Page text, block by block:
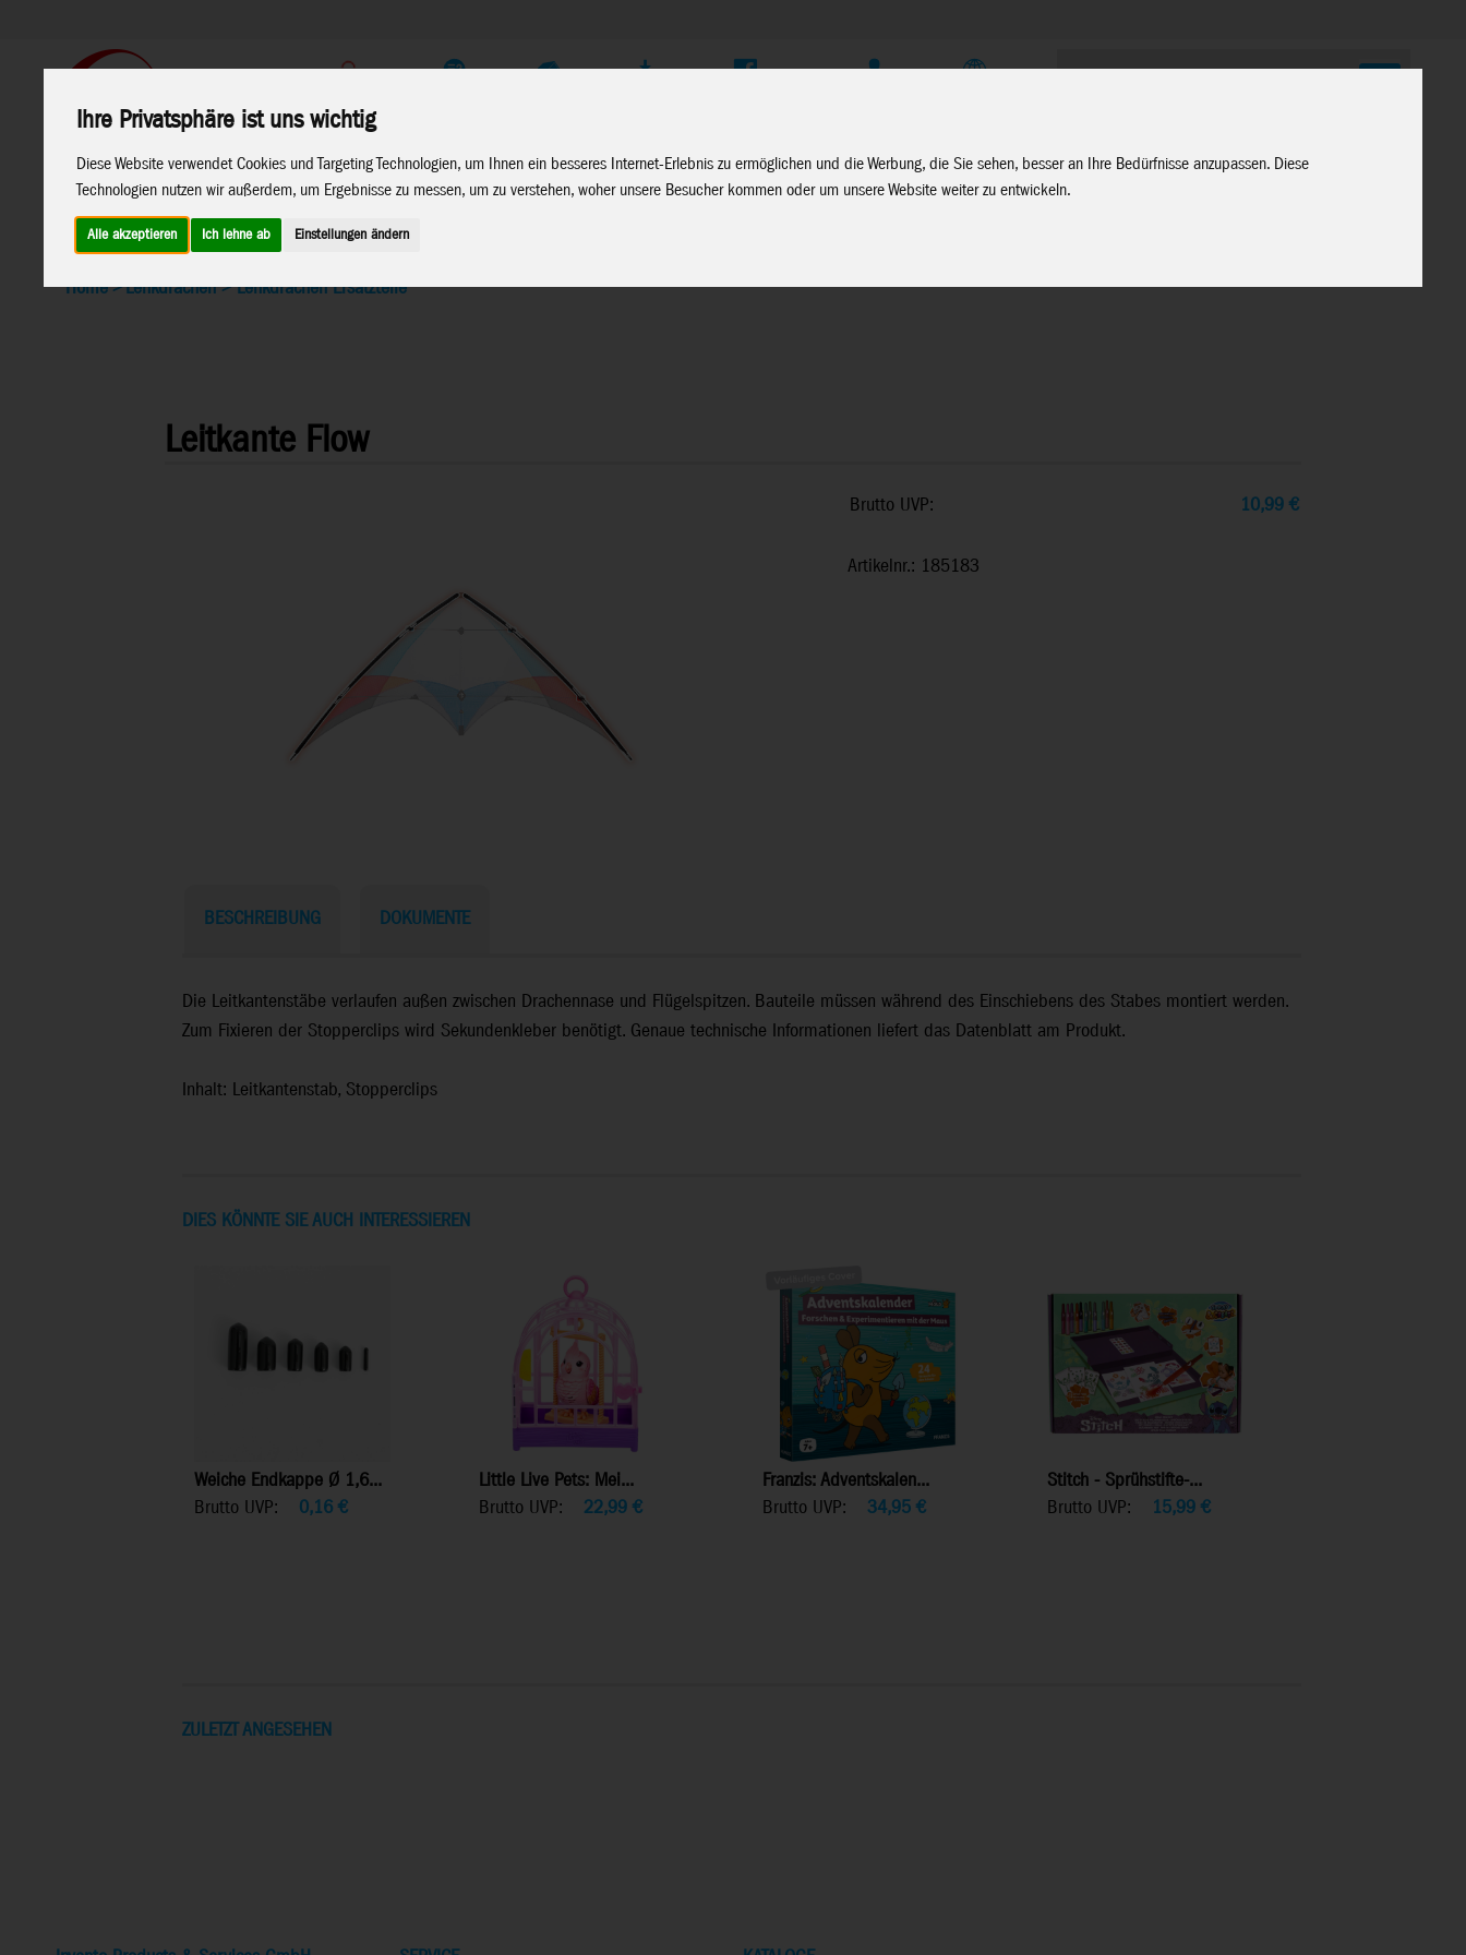
Ihre Privatsphäre ist uns wichtig
Diese Website verwendet Cookies und Targeting Technologien, um Ihnen ein besseres Internet-Erlebnis zu ermöglichen und die Werbung, die Sie sehen, besser an Ihre Bedürfnisse anzupassen. Diese
Technologien nutzen wir außerdem, um Ergebnisse zu messen, um zu verstehen, woher unsere Besucher kommen oder um unsere Website weiter zu entwickeln.
Alle akzeptieren Ich lehne ab Einstellungen ändern
Endkunden Shop
Home Marken
Home>Lenkdrachen>Lenkdrachen Ersatzteile
Leitkante Flow
Brutto UVP: 10,99€
Artikelnr.: 185183
BESCHREIBUNG DOKUMENTE
Die Leitkantenstäbe verlaufen außen zwischen Drachennase und Flügelspitzen. Bauteile müssen während des Einschiebens des Stabes montiert werden.
Zum Fixieren der Stopperclips wird Sekundenkleber benötigt. Genaue technische Informationen liefert das Datenblatt am Produkt.
Inhalt: Leitkantenstab, Stopperclips
DIES KÖNNTE SIE AUCH INTERESSIEREN
Weiche Endkappe Ø 1,6...
Brutto UVP:
0,16 €
Little Live Pets: Mei...
Brutto UVP:
22,99€
Franzis: Adventskalen...
Brutto UVP:
34,95 €
Stitch - Sprühstifte-...
Brutto UVP:
15,99€
ZULETZT ANGESEHEN